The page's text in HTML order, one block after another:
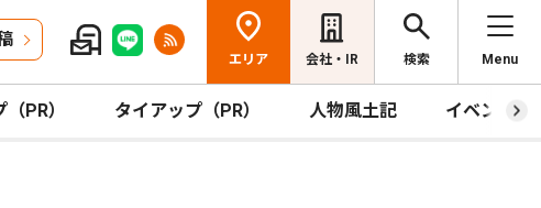
エリア 会社・IR 検索 Menu
PR） タイアップ（PR） 人物風土記 イベント